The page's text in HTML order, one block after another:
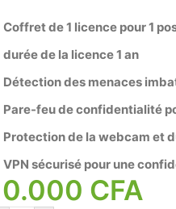
Coffret de 1 licence pour 1
durée de la licence 1 an
Détection des menaces
Pare-feu de confidentialité
Protection de la webcam et
VPN sécurisé pour une
CFA